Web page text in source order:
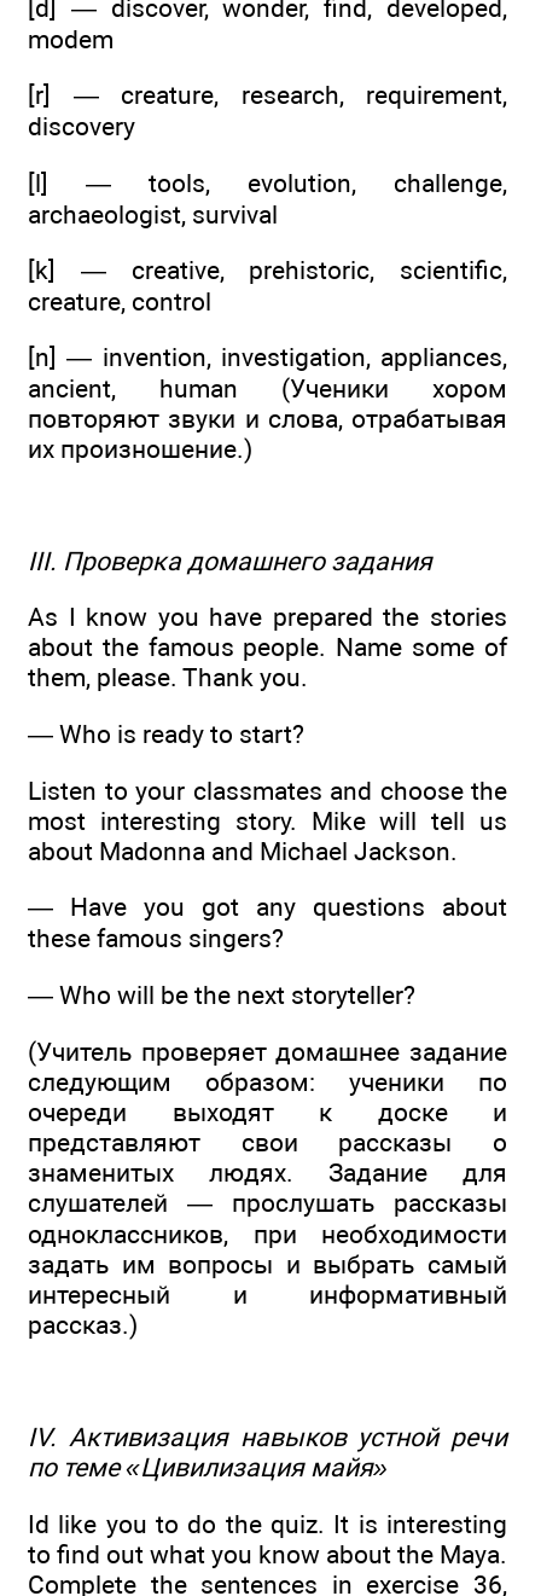
[d] — discover, wonder, find, developed,
modem
[r] — creature, research, requirement,
discovery
[l] — tools, evolution, challenge,
archaeologist, survival
[k] — creative, prehistoric, scientific,
creature, control
[n] — invention, investigation, appliances,
ancient, human (Ученики хором
повторяют звуки и слова, отрабатывая
их произношение.)
III. Проверка домашнего задания
As I know you have prepared the stories
about the famous people. Name some of
them, please. Thank you.
— Who is ready to start?
Listen to your classmates and choose the
most interesting story. Mike will tell us
about Madonna and Michael Jackson.
— Have you got any questions about
these famous singers?
— Who will be the next storyteller?
(Учитель проверяет домашнее задание
следующим образом: ученики по
очереди выходят к доске и
представляют свои рассказы о
знаменитых людях. Задание для
слушателей — прослушать рассказы
одноклассников, при необходимости
задать им вопросы и выбрать самый
интересный и информативный
рассказ.)
IV. Активизация навыков устной речи
по теме «Цивилизация майя»
Id like you to do the quiz. It is interesting
to find out what you know about the Maya.
Complete the sentences in exercise 36,